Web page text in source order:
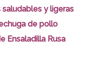
saludables y ligeras
de pollo
Ensaladilla Rusa